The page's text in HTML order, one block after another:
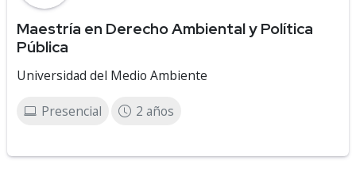
Maestría en Derecho Ambiental y Política
Pública
Universidad del Medio Ambiente
Presencial 2 años